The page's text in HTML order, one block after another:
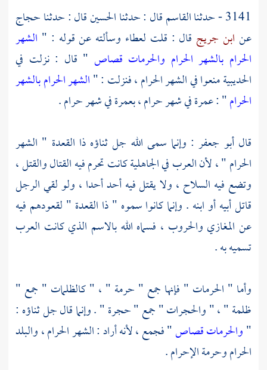
3141 - حدثنا
القاسمقال : حدثناالحسينقال : حدثناحجاج
عن ابن جريج قال : قلت لعطاء وسألته عن قوله : " الشهر
الحرام بالشهر الحرام والحرمات قصاص " قال : نزلت في
الحديبيةمنعوا في الشهر الحرام ، فنزلت : "الشهر الحرام بالشهر
الحرام" : عمرة في شهر حرام ، بعمرة في شهر حرام .
قالأبو جعفر : وإنما سمى الله جل ثناؤه ذا القعدة " الشهر
الحرام " ، لأن العرب في الجاهلية كانت تحرم فيه القتال والقتل ،
وتضع فيه السلاح ، ولا يقتل فيه أحد أحدا ، ولو لقي الرجل
قاتل أبيه أو ابنه . وإنما كانوا سموه " ذا القعدة " لقعودهم فيه
عن المغازي والحروب ، فسماه الله بالاسم الذي كانت العرب
تسميه به .
وأما " الحرمات " فإنها جمع " حرمة " ، " كالظلمات " جمع "
ظلمة " ، " والحجرات " جمع " حجرة " . وإنما قال جل ثناؤه :
"والحرمات قصاص" فجمع ، لأنه أراد : الشهر الحرام ، والبلد
الحرام وحرمة الإحرام .